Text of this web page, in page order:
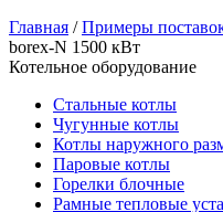
Главная /Примеры
borex-N 1500 кВт
Котельное оборудование
Стальные котлы
Чугунные котлы
Котлы наружного
Паровые котлы
Горелки блочные
Рамные тепловые